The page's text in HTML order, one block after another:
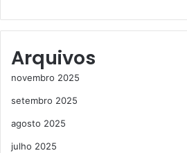
Arquivos
novembro 2025
setembro 2025
agosto 2025
julho 2025